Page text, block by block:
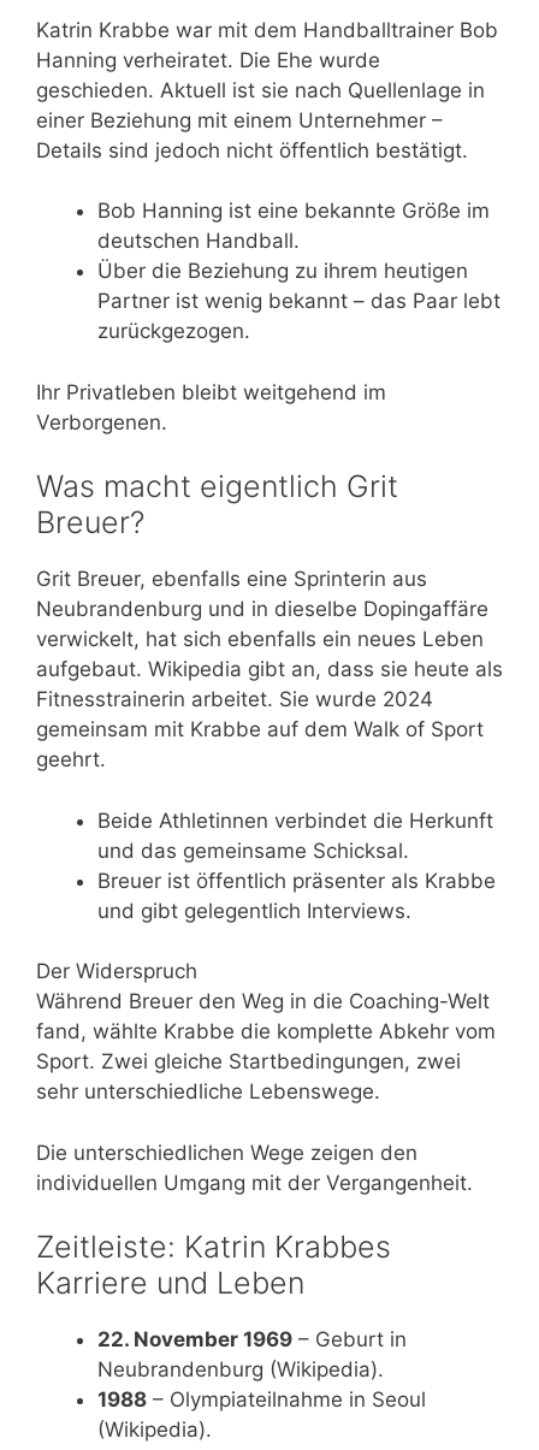
Katrin Krabbe war mit dem Handballtrainer Bob
Hanning verheiratet. Die Ehe wurde
geschieden. Aktuell ist sie nach Quellenlage in
einer Beziehung mit einem Unternehmer –
Details sind jedoch nicht öffentlich bestätigt.
Bob Hanning ist eine bekannte Größe im
deutschen Handball.
Über die Beziehung zu ihrem heutigen
Partner ist wenig bekannt – das Paar lebt
zurückgezogen.
Ihr Privatleben bleibt weitgehend im
Verborgenen.
Was macht eigentlich Grit
Breuer?
Grit Breuer, ebenfalls eine Sprinterin aus
Neubrandenburg und in dieselbe Dopingaffäre
verwickelt, hat sich ebenfalls ein neues Leben
aufgebaut. Wikipedia gibt an, dass sie heute als
Fitnesstrainerin arbeitet. Sie wurde 2024
gemeinsam mit Krabbe auf dem Walk of Sport
geehrt.
Beide Athletinnen verbindet die Herkunft
und das gemeinsame Schicksal.
Breuer ist öffentlich präsenter als Krabbe
und gibt gelegentlich Interviews.
Der Widerspruch
Während Breuer den Weg in die Coaching-Welt
fand, wählte Krabbe die komplette Abkehr vom
Sport. Zwei gleiche Startbedingungen, zwei
sehr unterschiedliche Lebenswege.
Die unterschiedlichen Wege zeigen den
individuellen Umgang mit der Vergangenheit.
Zeitleiste: Katrin Krabbes
Karriere und Leben
22. November 1969 – Geburt in
Neubrandenburg (Wikipedia).
1988 – Olympiateilnahme in Seoul
(Wikipedia).